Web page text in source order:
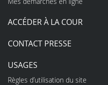
ACCÉDER À LA COUR
CONTACT PRESSE
USAGES
Règles d’utilisation du site